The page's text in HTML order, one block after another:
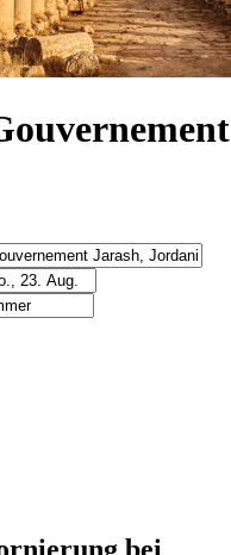
bei